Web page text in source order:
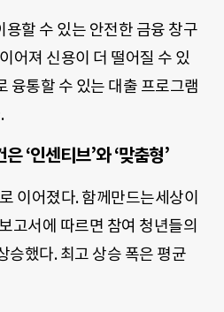
할 수 있는 안전한 금융 창구
어져 신용이 더 떨어질 수 있
융통할 수 있는 대출 프로그램
‘인센티브’와 ‘맞춤형’
이어졌다. 함께만드는세상이
고서에 따르면 참여 청년들의
승했다. 최고 상승 폭은 평균